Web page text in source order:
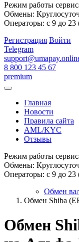
Режим работы
Обмены:
Операторы: с 9 до 23
Регистрация Войти
Telegram
8 800 123 45 67
premium
Главная
Новости
Правила сайта
AML/KYC
Отзывы
Режим работы
Обмены:
Операторы: с 9 до 23
Обмен
Обмен Shiba
Обмен